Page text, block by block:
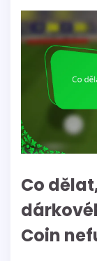
Co
Coin